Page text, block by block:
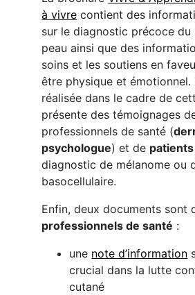
à vivre contient des
sur le diagnostic précoce du
peau ainsi que des
soins et les soutiens en
être physique et
réalisée dans le cadre de
présente des témoignages
professionnels de santé (
psychologue) et de patients
diagnostic de mélanome ou
basocellulaire.
Enfin, deux documents sont
professionnels de santé :
une note d’information
crucial dans la lutte
cutané